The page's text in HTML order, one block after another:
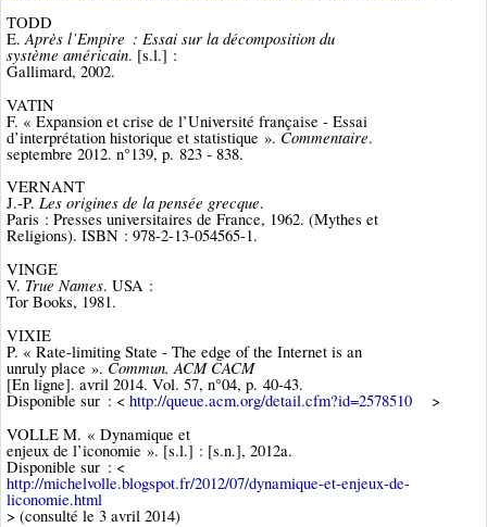
TODD
E. Après l’Empire : Essai sur la décomposition du
système américain. [s.l.] :
Gallimard, 2002.
VATIN
F. « Expansion et crise de l’Université française - Essai
d’interprétation historique et statistique ». Commentaire.
septembre 2012. n°139, p. 823 ‑ 838.
VERNANT
J.-P. Les origines de la pensée grecque.
Paris : Presses universitaires de France, 1962. (Mythes et
Religions). ISBN : 978-2-13-054565-1.
VINGE
V. True Names. USA :
Tor Books, 1981.
VIXIE
P. « Rate-limiting State - The edge of the Internet is an
unruly place ». Commun. ACM CACM
[En ligne]. avril 2014. Vol. 57, n°04, p. 40‑43.
Disponible sur : < http://queue.acm.org/detail.cfm?id=2578510
>
VOLLE M. « Dynamique et
enjeux de l’iconomie ». [s.l.] : [s.n.], 2012a.
Disponible sur : <
http://michelvolle.blogspot.fr/2012/07/dynamique-et-enjeux-de-
liconomie.html
> (consulté le 3 avril 2014)